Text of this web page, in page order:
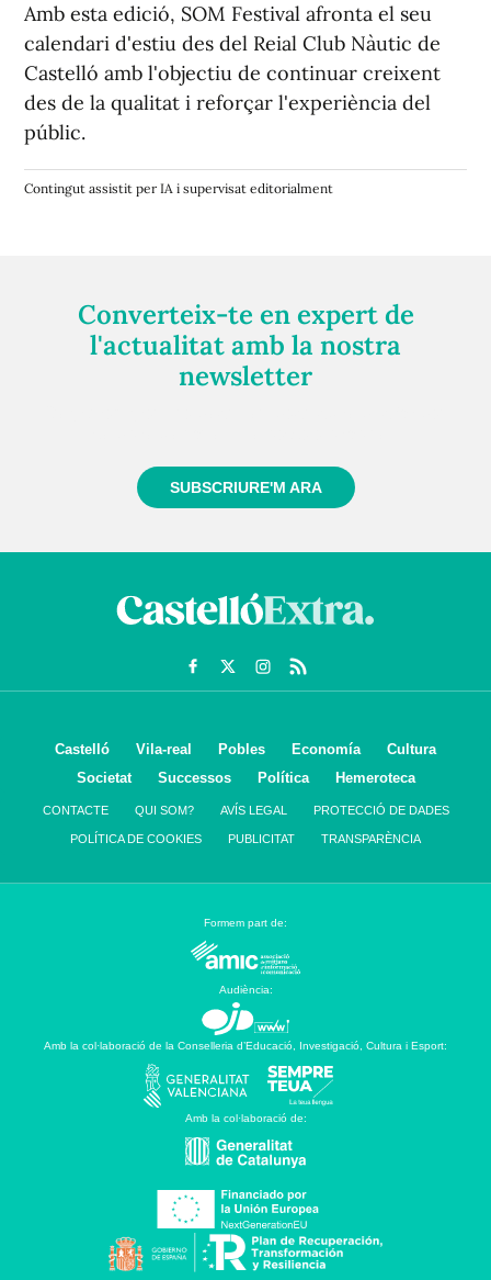
Amb esta edició, SOM Festival afronta el seu
calendari d'estiu des del Reial Club Nàutic de
Castelló amb l'objectiu de continuar creixent
des de la qualitat i reforçar l'experiència del
públic.
Contingut assistit per IA i supervisat editorialment
Converteix-te en expert de
l'actualitat amb la nostra
newsletter
SUBSCRIURE'M ARA
Castelló Vila-real Pobles Economía
Cultura
Societat
Successos Política Hemeroteca
CONTACTE QUI SOM? AVÍS LEGAL PROTECCIÓ DE DADES
POLÍTICA DE COOKIES PUBLICITAT TRANSPARÈNCIA
Formem part de:
Audiència:
Amb la col·laboració de la Conselleria d’Educació, Investigació, Cultura i Esport:
Amb la col·laboració de: